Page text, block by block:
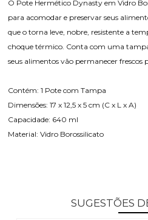
O Pote Hermético Dynasty em Vidro
para acomodar e preservar seus
que o torna leve, nobre, resistente a
choque térmico. Conta com uma
seus alimentos vão permanecer frescos
Contém: 1 Pote com Tampa
Dimensões: 17 x 12,5 x 5 cm (C x L x A)
Capacidade: 640 ml
Material: Vidro Borossilicato
SUGESTÕES